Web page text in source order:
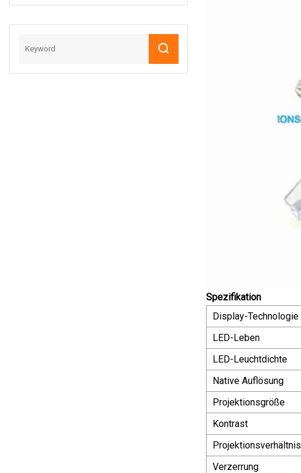
Nobel 400
Spezifikation
Display-Technologie
LED-Leben
LED-Leuchtdichte
Native Auflösung
Projektionsgröße
Kontrast
Projektionsverhältnis
Verzerrung